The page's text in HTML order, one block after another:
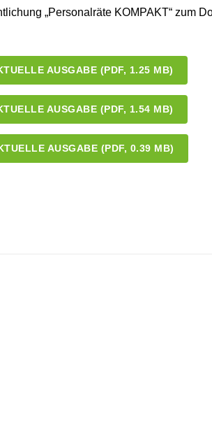
„Personalräte KOMPAKT“ zum
AUSGABE (PDF, 1.25 MB)
AUSGABE (PDF, 1.54 MB)
AUSGABE (PDF, 0.39 MB)